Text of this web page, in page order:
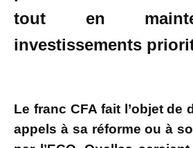
tout en
investissements
Le franc CFA fait l’objet de
appels à sa réforme ou à